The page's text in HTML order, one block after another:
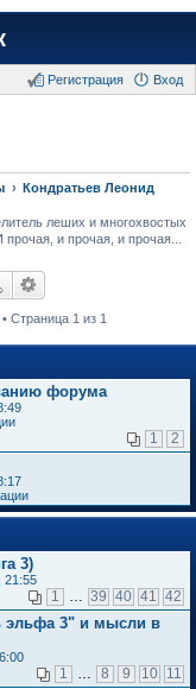
Вход
Регистрация
Кондратьев Леонид
леших и многохвостых
и прочая, и прочая...
Страница 1 из 1
форума
1 2
3)
21:55
1 39 40 41 42
эльфа 3" и мысли в
1 8 9 10 11